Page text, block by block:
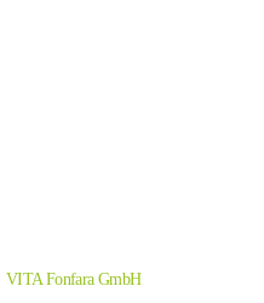
VITA Fonfara GmbH